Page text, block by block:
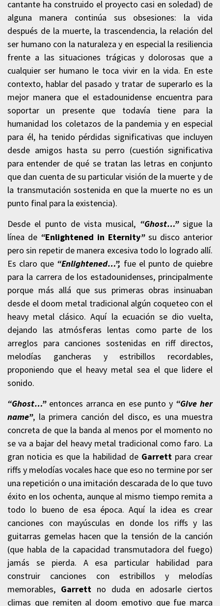
cantante ha construido el proyecto casi en soledad) de
alguna manera continúa sus obsesiones: la vida
después de la muerte, la trascendencia, la relación del
ser humano con la naturaleza y en especial la resiliencia
frente a las situaciones trágicas y dolorosas que a
cualquier ser humano le toca vivir en la vida. En este
contexto, hablar del pasado y tratar de superarlo es la
mejor manera que el estadounidense encuentra para
soportar un presente que todavía tiene para la
humanidad los coletazos de la pandemia y en especial
para él, ha tenido pérdidas significativas que incluyen
desde amigos hasta su perro (cuestión significativa
para entender de qué se tratan las letras en conjunto
que dan cuenta de su particular visión de la muerte y de
la transmutación sostenida en que la muerte no es un
punto final para la existencia).
Desde el punto de vista musical, “Ghost…” sigue la
línea de “Enlightened in Eternity” su disco anterior
pero sin repetir de manera excesiva todo lo logrado allí.
Es claro que “Enlightened…”, fue el punto de quiebre
para la carrera de los estadounidenses, principalmente
porque más allá que sus primeras obras insinuaban
desde el doom metal tradicional algún coqueteo con el
heavy metal clásico. Aquí la ecuación se dio vuelta,
dejando las atmósferas lentas como parte de los
arreglos para canciones sostenidas en riff directos,
melodías gancheras y estribillos recordables,
proponiendo que el heavy metal sea el que lidere el
sonido.
“Ghost…”entonces arranca en ese punto y “Give her
name”, la primera canción del disco, es una muestra
concreta de que la banda al menos por el momento no
se va a bajar del heavy metal tradicional como faro. La
gran noticia es que la habilidad de Garrettpara crear
riffs y melodías vocales hace que eso no termine por ser
una repetición o una imitación descarada de lo que tuvo
éxito en los ochenta, aunque al mismo tiempo remita a
todo lo bueno de esa época. Aquí la idea es crear
canciones con mayúsculas en donde los riffs y las
guitarras gemelas hacen que la tensión de la canción
(que habla de la capacidad transmutadora del fuego)
jamás se pierda. A esa particular habilidad para
construir canciones con estribillos y melodías
memorables, Garrett no duda en adosarle ciertos
climas que remiten al doom emotivo que fue marca